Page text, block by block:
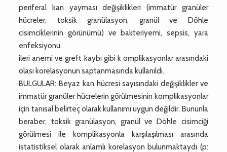
periferal kan yayması değişiklikleri (immatür granüler
hücreler, toksik granülasyon, granül ve Döhle
cisimciklerinin görünümü) ve bakteriyemi, sepsis, yara
enfeksiyonu,
ileri anemi ve greft kaybı gibi k omplikasyonlar arasındaki
olası korelasyonun saptanmasında kullanıldı.
BULGULAR: Beyaz kan hücresi sayısındaki değişiklikler ve
immatür granüler hücrelerin görülmesinin komplikasyonlar
için tanısal belirteç olarak kullanımı uygun değildir. Bununla
beraber, toksik granülasyon, granül ve Döhle cisimciği
görülmesi ile komplikasyonla karşılaşılması arasında
istatistiksel olarak anlamlı korelasyon bulunmaktaydı (p: